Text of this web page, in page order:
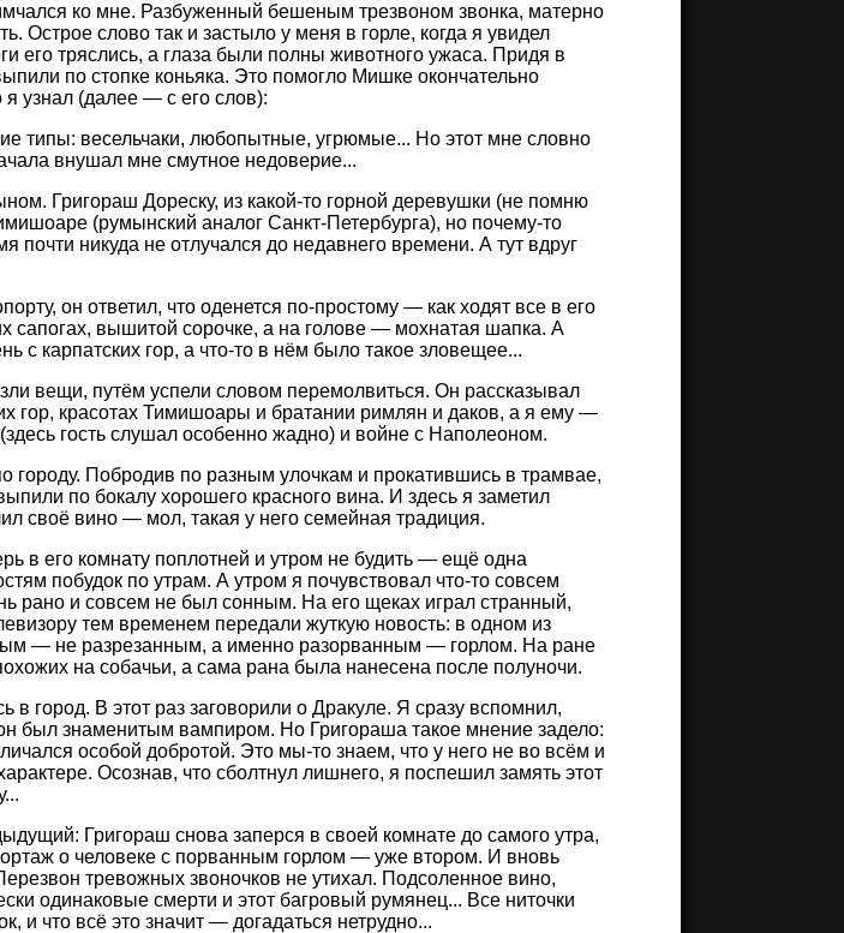
ко мне. Разбуженный бешеным трезвоном звонка, матерно
Острое слово так и застыло у меня в горле, когда я увидел
его тряслись, а глаза были полны животного ужаса. Придя в
по стопке коньяка. Это помогло Мишке окончательно
узнал (далее — с его слов):
типы: весельчаки, любопытные, угрюмые... Но этот мне словно
внушал мне смутное недоверие...
Григораш Дореску, из какой-то горной деревушки (не помню
(румынский аналог Санкт-Петербурга), но почему-то
почти никуда не отлучался до недавнего времени. А тут вдруг
он ответил, что оденется по-простому — как ходят все в его
сапогах, вышитой сорочке, а на голове — мохнатая шапка. А
с карпатских гор, а что-то в нём было такое зловещее...
вещи, путём успели словом перемолвиться. Он рассказывал
гор, красотах Тимишоары и братании римлян и даков, а я ему —
гость слушал особенно жадно) и войне с Наполеоном.
городу. Побродив по разным улочкам и прокатившись в трамвае,
по бокалу хорошего красного вина. И здесь я заметил
своё вино — мол, такая у него семейная традиция.
в его комнату поплотней и утром не будить — ещё одна
побудок по утрам. А утром я почувствовал что-то совсем
рано и совсем не был сонным. На его щеках играл странный,
тем временем передали жуткую новость: в одном из
— не разрезанным, а именно разорванным — горлом. На ране
на собачьи, а сама рана была нанесена после полуночи.
в город. В этот раз заговорили о Дракуле. Я сразу вспомнил,
был знаменитым вампиром. Но Григораша такое мнение задело:
особой добротой. Это мы-то знаем, что у него не во всём и
Осознав, что сболтнул лишнего, я поспешил замять этот
Григораш снова заперся в своей комнате до самого утра,
о человеке с порванным горлом — уже втором. И вновь
тревожных звоночков не утихал. Подсоленное вино,
одинаковые смерти и этот багровый румянец... Все ниточки
и что всё это значит — догадаться нетрудно...